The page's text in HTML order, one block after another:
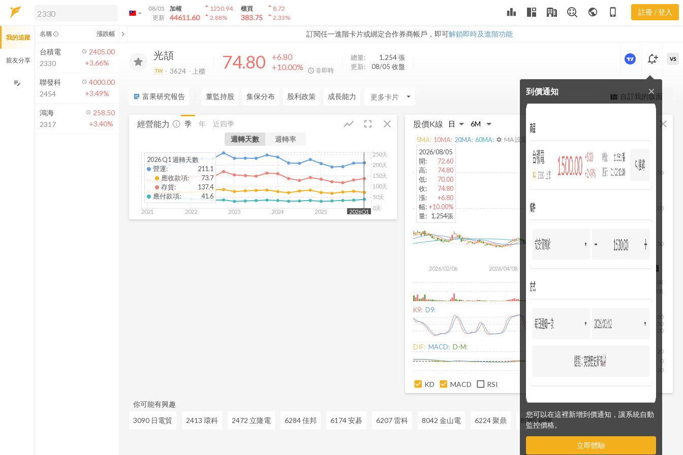
arrow_drop_down
08/05
更新
加權
44611.60
arrow_drop_up1250.94
arrow_drop_up2.88%
櫃買
383.75
arrow_drop_up8.72
arrow_drop_up2.33% leaderboard public phone_iphone 註冊 / 登入
訂閱任一進階卡片或綁定合作券商帳戶，即可解鎖即時及進階功能
解鎖即時行情及進階功能
方案」，即可解鎖以下功能：
即時行情
即時市況與排行
成交金額熱力圖
前往方案訂閱
如何綁定合作券商
力
光頡
TW 3624 上櫃 74.80
+6.80
+10.00%
非即時
總量: 1,254張
更新:
08/05 收盤
更強大的進階價量圖表
notification_add
到價通知
您可以在這裡新增到價通知，讓系統自動
監控價格。
立即體驗
close
VS
sticky_note_2 富果研究報告 董監持股 集保分布 股利政策 成長能力 arrow_drop_down view_quilt 自訂我的版面
經營能力 fullscreen close
show_chart
info_outline 季 年
近四季
週轉天數
週轉率
2021 2022 2023 2024 2025 2026
0天
50天
100天
150天
200天
250天
2026Q1
2026 Q1 週轉天數
營運:
211.1
應收款項:
73.7
存貨:
137.4
應付款項: 41.6
股價K線 close
2026/02/06 2026/04/08
50
100
150
2026/08/05
20K
40K
2026/08/05
開:
72.60
高:
74.80
低:
70.00
收:
74.80
漲:
+6.80
幅: +10.00%
量: 1,254張
5MA: 10MA: 20MA: 60MA: settings MA 設定
K9: D9:
20
50
80
DIF: MACD: D-M:
-20
0
20
KD MACD RSI
你可能有興趣
3090 日電貿
2413 環科 2472 立隆電 6284 佳邦 6174 安碁 6207 雷科 8042 金山電 6224 聚鼎 8085 福華
我的追蹤
親友分享
edit_note
名稱 info_outline 漲跌幅 chevron_left
台積電
2330
2405.00
+3.66%
聯發科
2454
4000.00
+3.49%
鴻海
2317
258.50
+3.40%